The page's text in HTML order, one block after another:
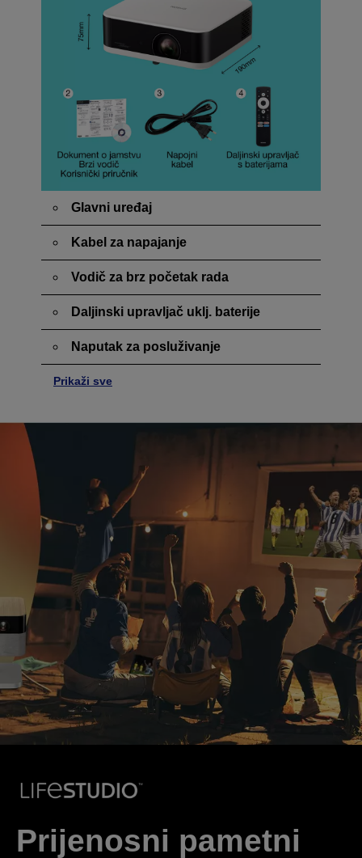
Glavni uređaj
Kabel za napajanje
Vodič za brz početak rada
Daljinski upravljač uklj. baterije
Naputak za posluživanje
Prikaži sve
Prijenosni pametni